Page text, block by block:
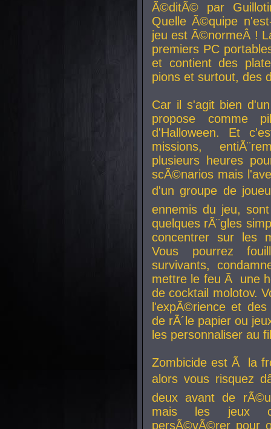
Ã©ditÃ© par
Quelle Ã©quipe
jeu est Ã©normeÂ !
premiers PC
et contient des
pions et surtout, des
Car il s'agit bien
propose comme
d'Halloween. Et
missions,
plusieurs heures
scÃ©narios mais
d'un groupe de
ennemis du jeu,
quelques rÃ¨gles
concentrer sur les
Vous pourrez
survivants,
mettre le feu Ã une
de cocktail molotov.
l'expÃ©rience et
de rÃ´le papier ou
les personnaliser au
Zombicide est Ã la
alors vous risquez
deux avant de
mais les jeux
persÃ©vÃ©rer pour